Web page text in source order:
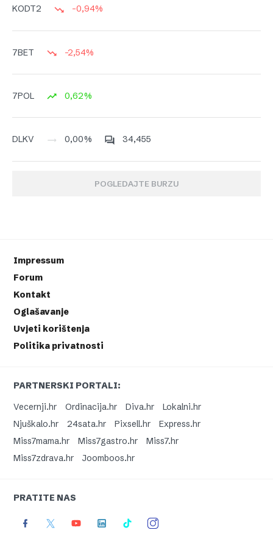
KODT2 -0,94%
7BET -2,54%
7POL 0,62%
DLKV 0,00% 34,455
POGLEDAJTE BURZU
Impressum
Forum
Kontakt
Oglašavanje
Uvjeti korištenja
Politika privatnosti
PARTNERSKI PORTALI:
Vecernji.hr
Ordinacija.hr Diva.hr
Lokalni.hr
Njuškalo.hr
24sata.hr Pixsell.hr
Express.hr
Miss7mama.hr
Miss7gastro.hr
Miss7.hr
Miss7zdrava.hr
Joomboos.hr
PRATITE NAS